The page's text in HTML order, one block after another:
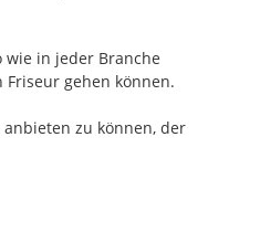
wie in jeder Branche
gehen können.
zu können, der